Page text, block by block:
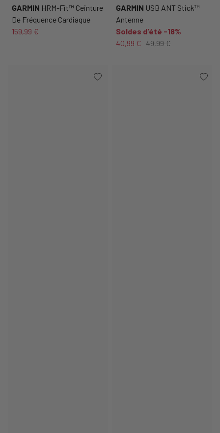
GARMIN HRM-Fit™ Ceinture
De Fréquence Cardiaque
159,99 €
GARMIN USB ANT Stick™
Antenne
Soldes d'été -18%
40,99 € 49,99 €